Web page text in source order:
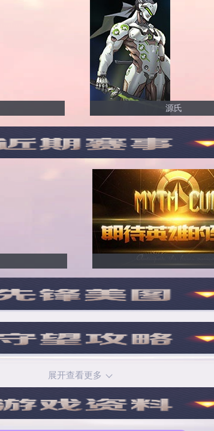
源氏
展开查看更多